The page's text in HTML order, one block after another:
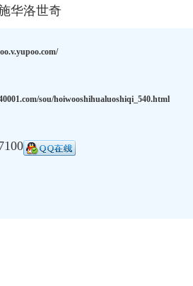
华洛世奇
sou/hoiwooshihualuoshiqi_540.html